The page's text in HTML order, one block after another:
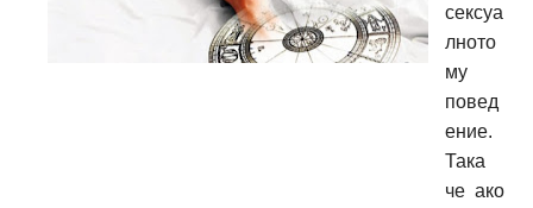
сексуа
лното
му
повед
ение.
Така
че ако